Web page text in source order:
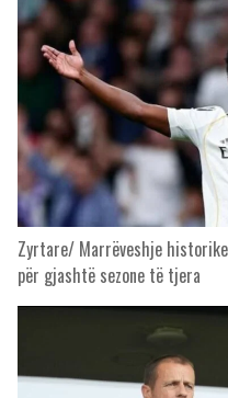
Zyrtare/ Marrëveshje
për gjashtë sezone të tjera